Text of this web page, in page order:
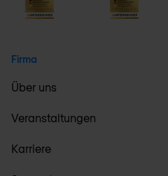
Firma
Über uns
Veranstaltungen
Karriere